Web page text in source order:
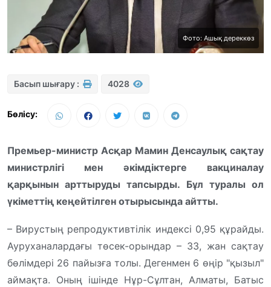
Фото: Ашық дереккөз
Басып шығару : 4028
Бөлісу:
Премьер-министр Асқар Мамин Денсаулық сақтау
министрлігі мен әкімдіктерге вакциналау
қарқынын арттыруды тапсырды. Бұл туралы ол
үкіметтің кеңейтілген отырысында айтты.
– Вирустың репродуктивтілік индексі 0,95 құрайды.
Ауруханалардағы төсек-орындар – 33, жан сақтау
бөлімдері 26 пайызға толы. Дегенмен 6 өңір "қызыл"
аймақта. Оның ішінде Нұр-Сұлтан, Алматы, Батыс